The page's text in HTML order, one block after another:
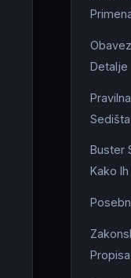
Detalje
Sedišta
Buster
Kako
Propisa